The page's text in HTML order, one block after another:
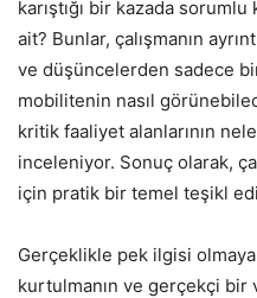
karıştığı bir kazada
ait? Bunlar, çalışmanın
ve düşüncelerden sadece
mobilitenin nasıl
kritik faaliyet alanlarının
inceleniyor. Sonuç olarak,
için pratik bir temel teşikl
Gerçeklikle pek ilgisi
kurtulmanın ve gerçekçi